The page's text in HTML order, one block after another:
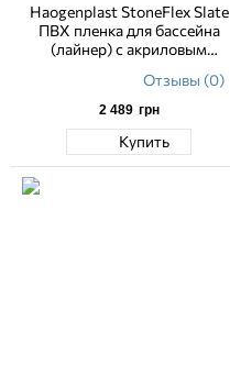
Haogenplast StoneFlex Slate
ПВХ пленка для бассейна
(лайнер) с акриловым
Отзывы (0)
2 489 грн
Купить